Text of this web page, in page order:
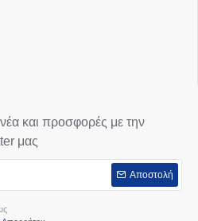
και προσφορές με την
μας
Αποστολή